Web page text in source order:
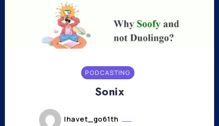
PODCASTING
Sonix
lhavet_go61th